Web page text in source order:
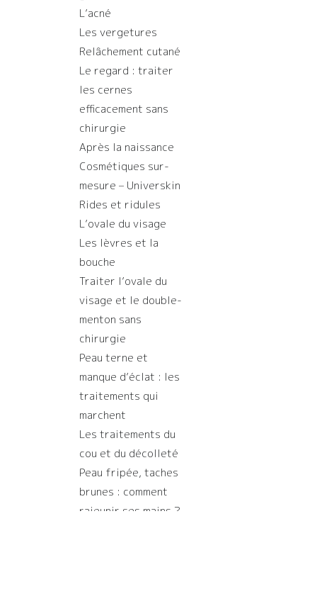
L’acné
Les vergetures
Relâchement cutané
Le regard : traiter
les cernes
efficacement sans
chirurgie
Après la naissance
Cosmétiques sur-
mesure – Universkin
Rides et ridules
L’ovale du visage
Les lèvres et la
bouche
Traiter l’ovale du
visage et le double-
menton sans
chirurgie
Peau terne et
manque d’éclat : les
traitements qui
marchent
Les traitements du
cou et du décolleté
Peau fripée, taches
brunes : comment
rajeunir ses mains ?